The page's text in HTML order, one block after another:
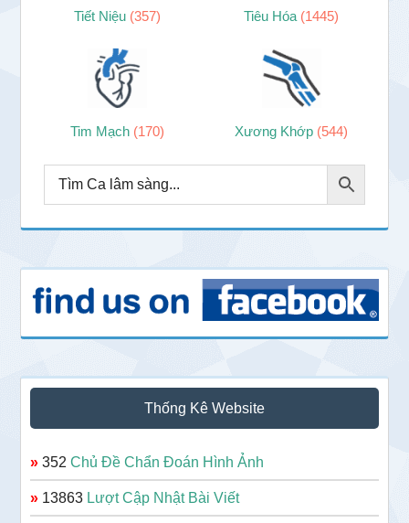
Tiết Niệu (357) Tiêu Hóa (1445)
Tim Mạch (170) Xương Khớp (544)
Thống Kê Website
» 352Chủ Đề Chẩn Đoán Hình Ảnh
» 13863 Lượt Cập Nhật Bài Viết